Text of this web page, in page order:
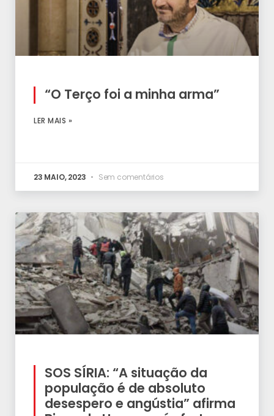
“O Terço foi a minha arma”
LER MAIS »
23 MAIO, 2023 Sem comentários
SOS SÍRIA: “A situação da
população é de absoluto
desespero e angústia” afirma